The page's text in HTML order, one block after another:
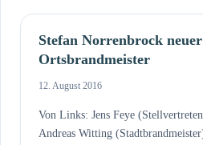
Stefan Norrenbrock
Ortsbrandmeister
12. August 2016
Von Links: Jens Feye
Andreas Witting